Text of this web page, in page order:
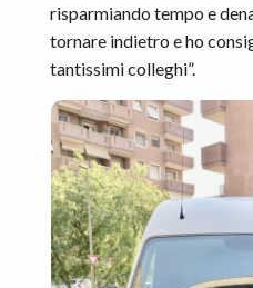
risparmiando tempo e
tornare indietro e ho
tantissimi colleghi”.